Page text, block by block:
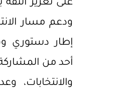
على تعزيز
ودعم مسار
إطار دستوري
أحد من
والانتخابات،